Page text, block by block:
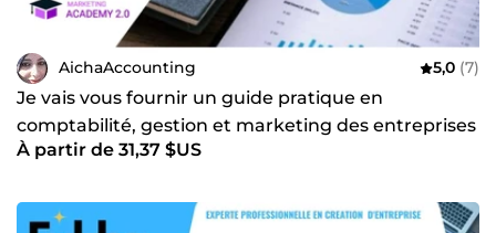
AichaAccounting 5,0 (7)
Je vais vous fournir un guide pratique en
comptabilité, gestion et marketing des entreprises
À partir de 31,37 $US